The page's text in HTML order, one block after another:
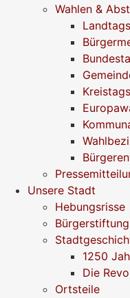
Wahlen &
Unsere Stadt
Hebungsrisse
1250
Die
Ortsteile